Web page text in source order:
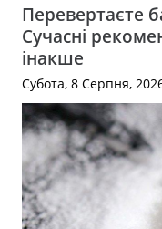
Перевертаєте
Сучасні
інакше
Субота, 8 Серпня,